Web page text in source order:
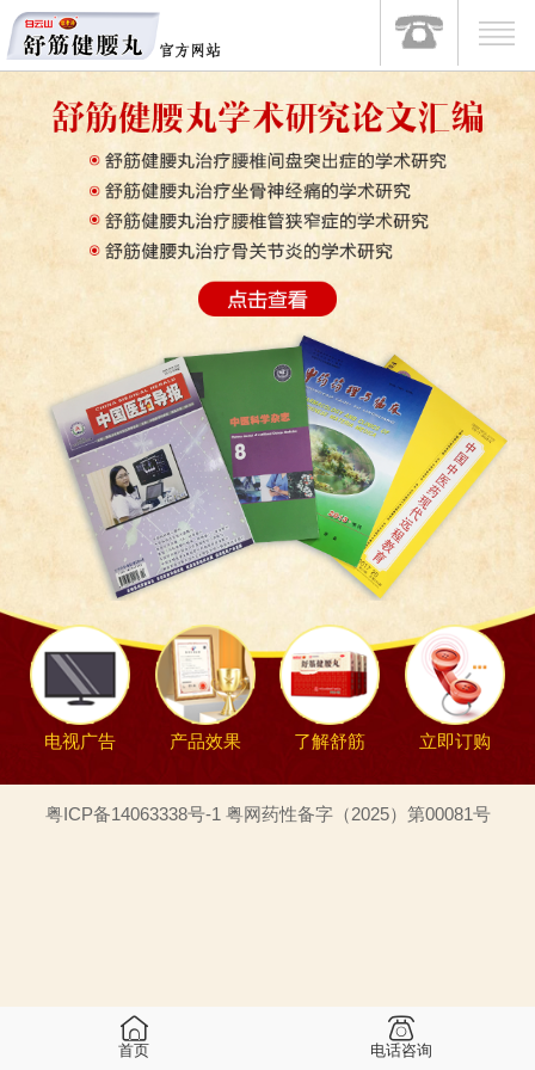
电视广告 产品效果 了解舒筋 立即订购
粤ICP备14063338号-1 粤网药性备字（2025）第00081号
首页 电话咨询